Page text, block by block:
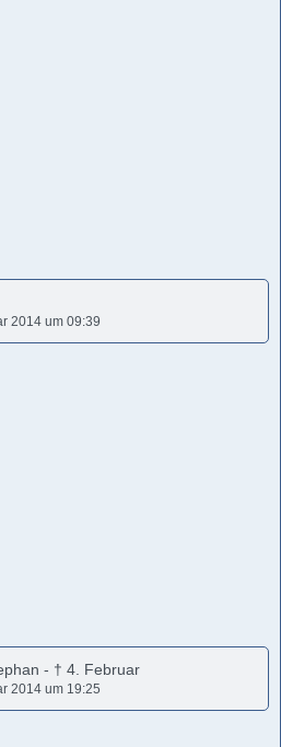
2014 um 09:39
- † 4. Februar
2014 um 19:25